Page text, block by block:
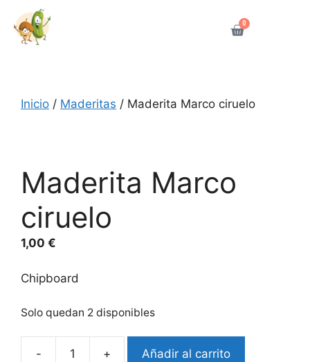
0
Inicio / Maderitas / Maderita Marco ciruelo
Maderita Marco
ciruelo
1,00 €
Chipboard
Solo quedan 2 disponibles
Añadir al carrito